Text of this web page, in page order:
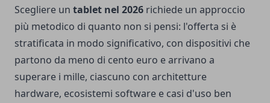
Scegliere un tablet nel 2026 richiede un approccio
più metodico di quanto non si pensi: l'offerta si è
stratificata in modo significativo, con dispositivi che
partono da meno di cento euro e arrivano a
superare i mille, ciascuno con architetture
hardware, ecosistemi software e casi d'uso ben